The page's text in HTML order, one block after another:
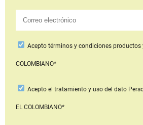
Aceptotérminos y condiciones
COLOMBIANO*
Acepto el tratamiento y uso del dato
EL COLOMBIANO*